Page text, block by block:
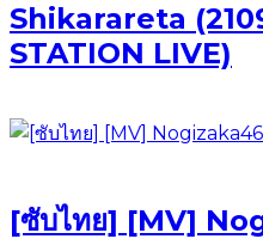
Shikarareta
STATION LIVE)
[ซับไทย] [MV]